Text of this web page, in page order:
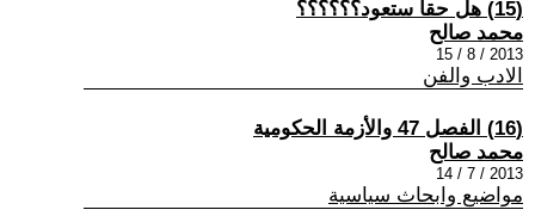
(15) هل حقا ستعود؟؟؟؟؟؟
محمد صالح
2013 / 8 / 15
الادب والفن
(16) الفصل 47 والأزمة الحكومية
محمد صالح
2013 / 7 / 14
مواضيع وابحاث سياسية